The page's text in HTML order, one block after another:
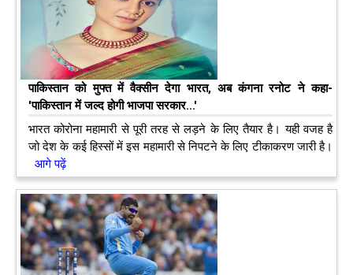
पाकिस्तान को मुफ्त में वैक्सीन देगा भारत, अब कंगना रनोट ने कहा-
'पाकिस्तान में जल्द होगी भाजपा सरकार...'
भारत कोरोना महामारी से पूरी तरह से लड़ने के लिए तैयार है। यही वजह है
जो देश के कई हिस्सों में इस महामारी से निपटने के लिए टीकाकरण जारी है।
आगे पढ़ें